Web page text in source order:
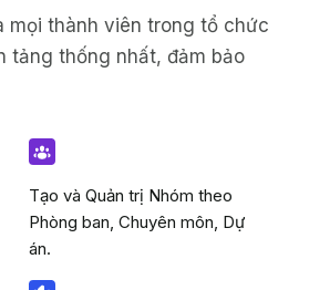
thành viên trong tổ chức
tảng thống nhất, đảm bảo
Tạo và Quản trị Nhóm theo
Phòng ban, Chuyên môn, Dự
án.